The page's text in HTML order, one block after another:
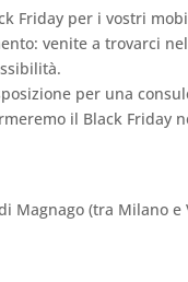
Friday per i vostri
venite a trovarci
per una
il Black Friday
Magnago (tra Milano e